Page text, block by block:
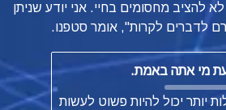
לא להציב מחסומים בחיי. אני יודע שניתן
לדברים לקרות", אומר סטפנו.
מי אתה באמת.
יותר יכול להיות פשוט לעשות